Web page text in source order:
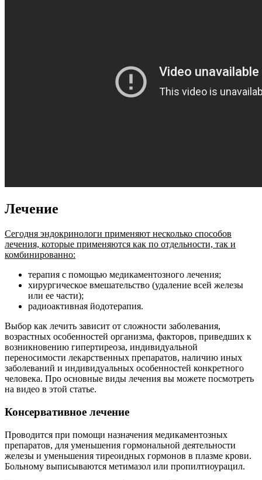
Лечение
Сегодня эндокринологи применяют несколько способов
лечения, которые применяются как по отдельности, так и
комбинированно:
терапия с помощью медикаментозного лечения;
хирургическое вмешательство (удаление всей железы
или ее части);
радиоактивная йодотерапия.
Выбор как лечить зависит от сложности заболевания,
возрастных особенностей организма, факторов, приведших к
возникновению гипертиреоза, индивидуальной
переносимости лекарственных препаратов, наличию иных
заболеваний и индивидуальных особенностей конкретного
человека. Про основные виды лечения вы можете посмотреть
на видео в этой статье.
Консервативное лечение
Проводится при помощи назначения медикаментозных
препаратов, для уменьшения гормональной деятельности
железы и уменьшения тиреоидных гормонов в плазме крови.
Больному выписываются метимазол или пропилтиоурацил.